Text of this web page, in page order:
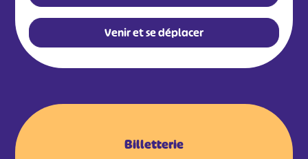
Venir et se déplacer
Billetterie